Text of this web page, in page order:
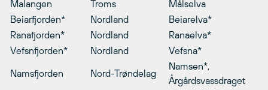
Malangen
Troms
Målselva
Beiarfjorden*
Nordland
Beiarelva*
Ranafjorden*
Nordland
Ranaelva*
Vefsnfjorden*
Nordland Vefsna*
Namsfjorden Nord-Trøndelag
Namsen*,
Årgårdsvassdraget